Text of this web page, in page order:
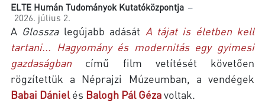
ELTE Humán Tudományok Kutatóközpontja
2026. július 2.
A Glosszalegújabb adását A tájat is életben kell
tartani... Hagyomány és modernitás egy gyimesi
gazdaságban című film vetítését követően
rögzítettük a Néprajzi Múzeumban, a vendégek
Babai Dánielés Balogh Pál Gézavoltak.